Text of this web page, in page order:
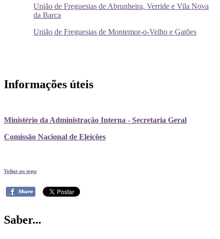
União de Freguesias de Abrunheira, Verride e Vila Nova
da Barca
União de Freguesias de Montemor-o-Velho e Gatões
Informações úteis
Ministério da Administração Interna - Secretaria Geral
Comissão Nacional de Eleições
Voltar ao topo
Saber...